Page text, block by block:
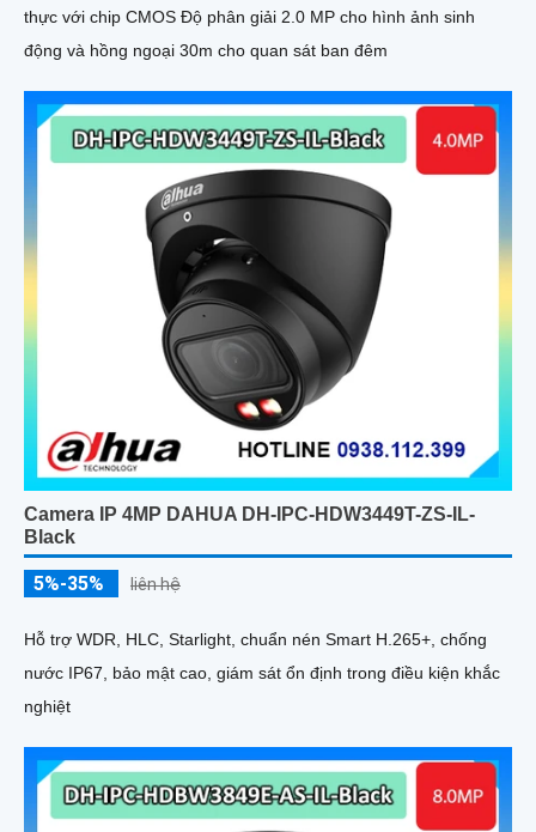
thực với chip CMOS Độ phân giải 2.0 MP cho hình ảnh sinh
động và hồng ngoại 30m cho quan sát ban đêm
Camera IP 4MP DAHUA DH-IPC-HDW3449T-ZS-IL-
Black
5%-35% liên hệ
Hỗ trợ WDR, HLC, Starlight, chuẩn nén Smart H.265+, chống
nước IP67, bảo mật cao, giám sát ổn định trong điều kiện khắc
nghiệt